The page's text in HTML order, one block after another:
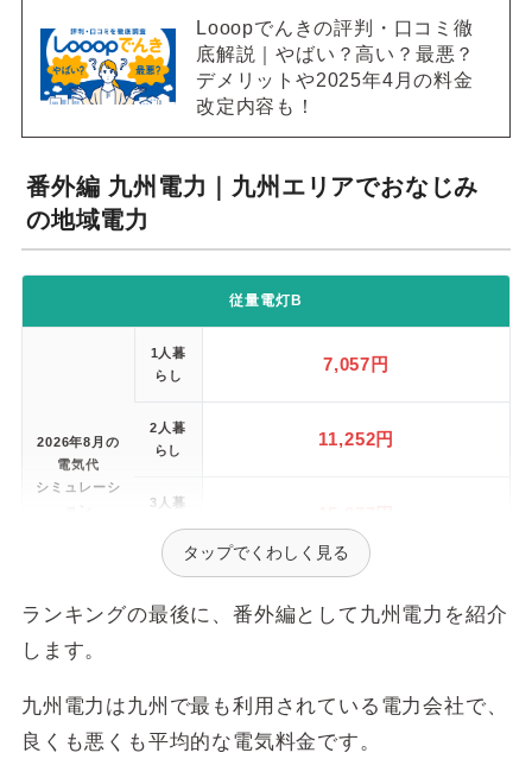
※ シミュレーション条件の詳細はこちら 。
※1 1kWあたり10～20A相当。
Looopでんきの評判・口コミ徹
底解説｜やばい？高い？最悪？
デメリットや2025年4月の料金
改定内容も！
番外編 九州電力｜九州エリアでおなじみ
の地域電力
従量電灯B
2026年8月の
電気代
シミュレーシ
1人暮
らし
7,057円
2人暮
らし
11,252円
3人暮
4人暮
1年間の電気
らし
110,886円
タップでくわしく見る
ランキングの最後に、番外編として九州電力を紹介
します。
九州電力は九州で最も利用されている電力会社で、
良くも悪くも平均的な電気料金です。